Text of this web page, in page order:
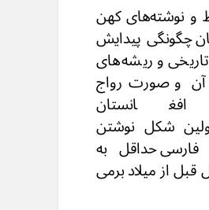
و نوشته‌های کهن
چگونگی پیدایش
و ریشه‌های
و صورت رواج
افغانستان
شکل نوشتن
فارسیحداقل به
قبل از میلاد برمی